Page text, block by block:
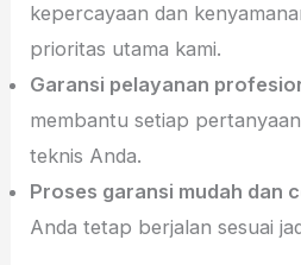
kepercayaan dan
prioritas utama kami.
Garansi pelayanan
membantu setiap
teknis Anda.
Proses garansi mudah dan
Anda tetap berjalan sesuai